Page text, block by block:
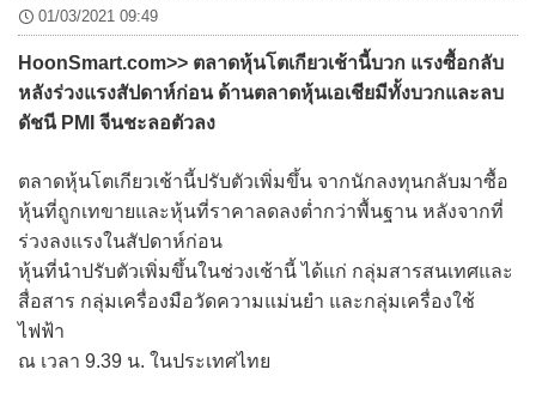
01/03/2021 09:49
HoonSmart.com>> ตลาดหุ้นโตเกียวเช้านี้บวก แรงซื้อกลับ
หลังร่วงแรงสัปดาห์ก่อน ด้านตลาดหุ้นเอเชียมีทั้งบวกและลบ
ดัชนี PMI จีนชะลอตัวลง
ตลาดหุ้นโตเกียวเช้านี้ปรับตัวเพิ่มขึ้น จากนักลงทุนกลับมาซื้อ
หุ้นที่ถูกเทขายและหุ้นที่ราคาลดลงต่ำกว่าพื้นฐาน หลังจากที่
ร่วงลงแรงในสัปดาห์ก่อน
หุ้นที่นำปรับตัวเพิ่มขึ้นในช่วงเช้านี้ ได้แก่ กลุ่มสารสนเทศและ
สื่อสาร กลุ่มเครื่องมือวัดความแม่นยำ และกลุ่มเครื่องใช้
ไฟฟ้า
ณ เวลา 9.39 น. ในประเทศไทย